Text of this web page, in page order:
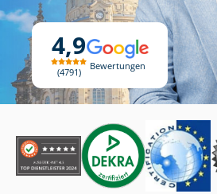
4,9
4791
Bewertungen